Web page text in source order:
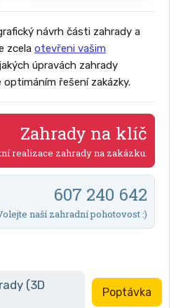
návrh části zahrady a
zcela otevřeni vašim
úpravách zahrady
řešení zakázky.
Zahrady na klíč
realizace zahrady na zakázku.
607 240 642
naší zahradní pohotovost :)
(3D
Poptávka